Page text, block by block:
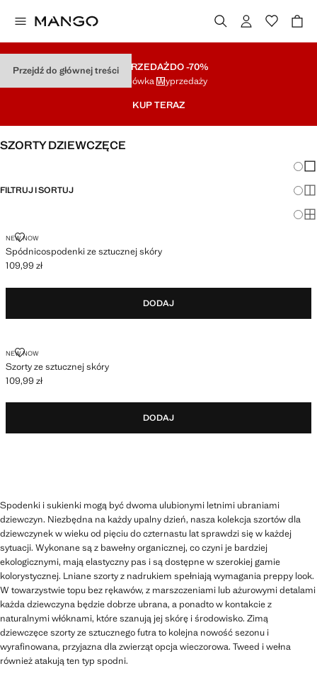
Przejdź do głównej treściWYPRZEDAŻDO -70%
Końcówka Wyprzedaży
KUP TERAZ
SZORTY DZIEWCZĘCE
FILTRUJ I SORTUJ
NEW NOW
Spódnicospodenki ze sztucznej skóry
SPÓDNICOSPODENKI ZE SZTUCZNEJ SKÓRY
Aktualna cena [109,99 zł ]
109,99 zł
DODAJ
NEW NOW
Szorty ze sztucznej skóry
SZORTY ZE SZTUCZNEJ SKÓRY
Aktualna cena [109,99 zł ]
109,99 zł
DODAJ
Spodenki i sukienki mogą być dwoma ulubionymi letnimi ubraniami
dziewczyn. Niezbędna na każdy upalny dzień, nasza kolekcja szortów dla
dziewczynek w wieku od pięciu do czternastu lat sprawdzi się w każdej
sytuacji. Wykonane są z bawełny organicznej, co czyni je bardziej
ekologicznymi, mają elastyczny pas i są dostępne w szerokiej gamie
kolorystycznej. Lniane szorty z nadrukiem spełniają wymagania preppy look.
W towarzystwie topu bez rękawów, z marszczeniami lub ażurowymi detalami
każda dziewczyna będzie dobrze ubrana, a ponadto w kontakcie z
naturalnymi włóknami, które szanują jej skórę i środowisko. Zimą
dziewczęce szorty ze sztucznego futra to kolejna nowość sezonu i
wyrafinowana, przyjazna dla zwierząt opcja wieczorowa. Tweed i wełna
również atakują ten typ spodni.